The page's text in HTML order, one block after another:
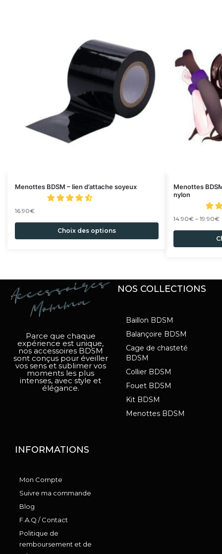
Menottes BDSM – lien d’attache soyeux
16.90€
Choix des options
Menottes
nylon
14.90€ – 19.90€
Parce que chaque
expérience est unique,
nos accessoires BDSM
sont conçus pour éveiller
vos sens et sublimer vos
moments les plus
intenses, avec style et
élégance.
NOS COLLECTIONS
Baillon BDSM
Balançoire BDSM
Cage de chasteté
BDSM
Collier BDSM
Fouet BDSM
Kit BDSM
Menottes BDSM
INFORMATIONS
Mon Compte
Suivre ma commande
Blog
F.A.Q / Contact
Politique de
remboursement et de